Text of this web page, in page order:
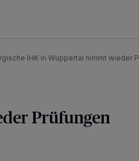
IHK in Wuppertal nimmt wieder
Prüfungen